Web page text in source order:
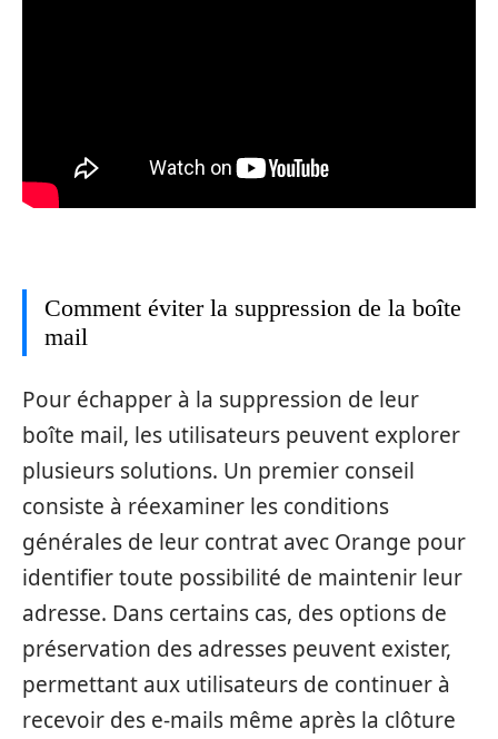
Comment éviter la suppression de la boîte
mail
Pour échapper à la suppression de leur
boîte mail, les utilisateurs peuvent explorer
plusieurs solutions. Un premier conseil
consiste à réexaminer les conditions
générales de leur contrat avec Orange pour
identifier toute possibilité de maintenir leur
adresse. Dans certains cas, des options de
préservation des adresses peuvent exister,
permettant aux utilisateurs de continuer à
recevoir des e-mails même après la clôture